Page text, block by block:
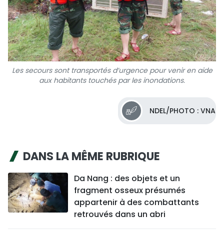
Les secours sont transportés d’urgence pour venir en aide
aux habitants touchés par les inondations.
NDEL/PHOTO : VNA
DANS LA MÊME RUBRIQUE
Da Nang : des objets et un
fragment osseux présumés
appartenir à des combattants
retrouvés dans un abri